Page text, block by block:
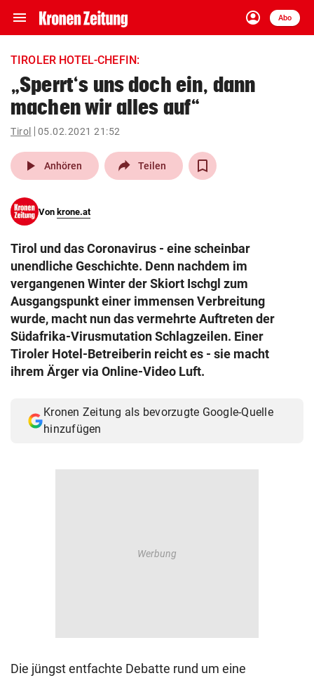
menu Navigation
ein-/ausklappen
account_circle
Anmelden
Abo
close Schließen
account_circle Anmelden
pin_drop
Wien arrow_right
search
eingeben
© Krone Multimedia GmbH & Co KG 2026
Muthgasse 2, 1190 Wien
TIROLER HOTEL-CHEFIN:
„Sperrt‘s uns doch ein, dann
machen wir alles auf“
Tirol 05.02.2021 21:52
play_arrow Anhören Teilen
Von krone.at
Tirol und das Coronavirus - eine scheinbar
unendliche Geschichte. Denn nachdem im
vergangenen Winter der Skiort Ischgl zum
Ausgangspunkt einer immensen Verbreitung
wurde, macht nun das vermehrte Auftreten der
Südafrika-Virusmutation Schlagzeilen. Einer
Tiroler Hotel-Betreiberin reicht es - sie macht
ihrem Ärger via Online-Video Luft.
Kronen Zeitung als bevorzugte Google-Quelle
hinzufügen
Die jüngst entfachte Debatte rund um eine